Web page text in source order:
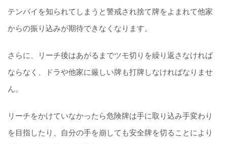
テンパイを知られてしまうと警戒され捨て牌をよまれて他家
からの振り込みが期待できなくなります。
さらに、リーチ後はあがるまでツモ切りを繰り返さなければ
ならなく、ドラや他家に厳しい牌も打牌しなければなりませ
ん。
リーチをかけていなかったら危険牌は手に取り込み手変わり
を目指したり、自分の手を崩しても安全牌を切ることにより